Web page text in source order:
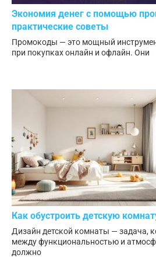
Экономия денег с помощью
практические советы
Промокоды — это мощный
при покупках онлайн и офлайн. Они
Как обустроить детскую
Дизайн детской комнаты — задача,
между функциональностью и
должно